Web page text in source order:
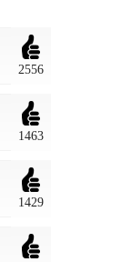
2556
1463
1429